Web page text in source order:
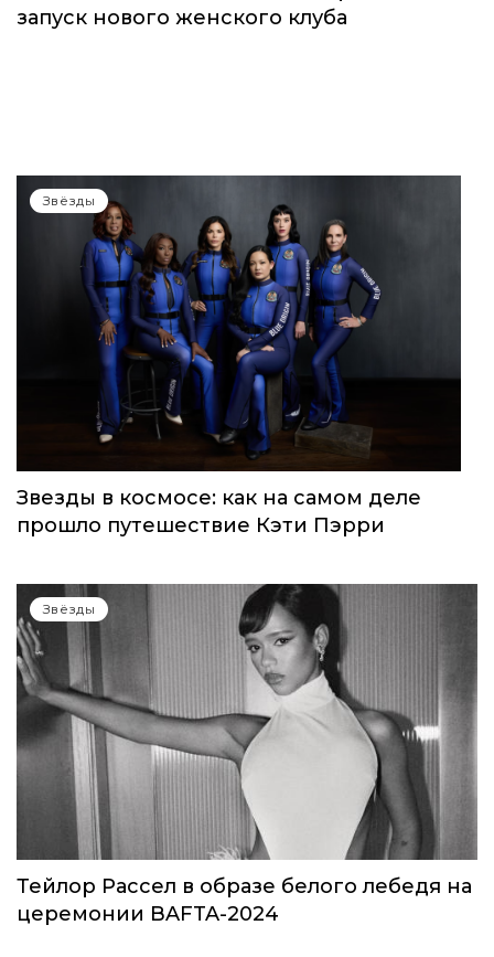
запуск нового женского клуба
Звёзды
Звезды в космосе: как на самом деле
прошло путешествие Кэти Пэрри
Звёзды
Тейлор Рассел в образе белого лебедя на
церемонии BAFTA-2024